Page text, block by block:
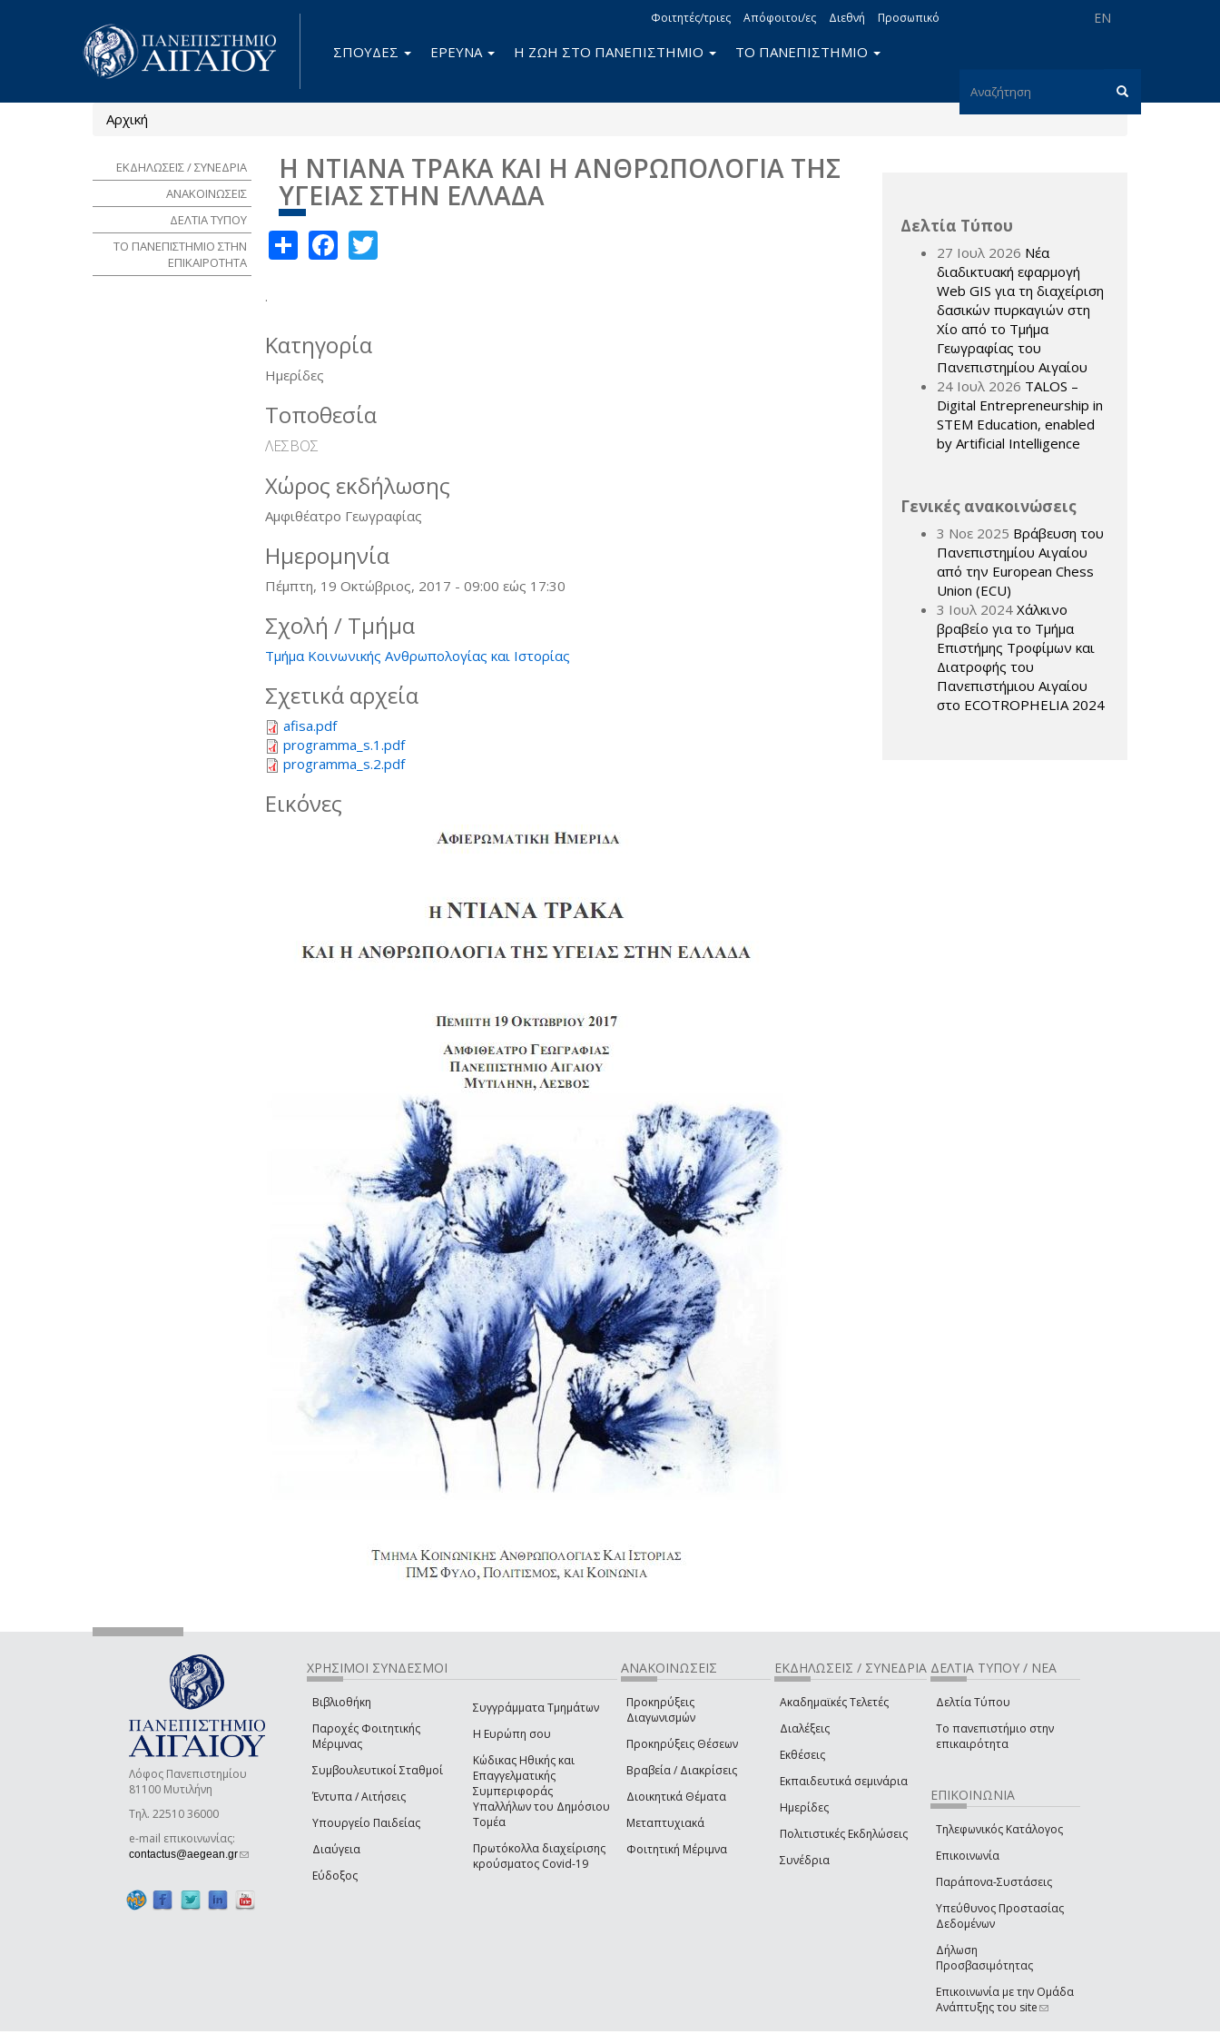
EN
Φοιτητές/τριες Απόφοιτοι/ες Διεθνή Προσωπικό
Φόρμα
ΣΠΟΥΔΕΣ ΕΡΕΥΝΑ Η ΖΩΗ ΣΤΟ ΠΑΝΕΠΙΣΤΗΜΙΟ ΤΟ ΠΑΝΕΠΙΣΤΗΜΙΟ
Είστε εδώ
Αρχική
Η ΝΤΙΑΝΑ ΤΡΑΚΑ ΚΑΙ Η ΑΝΘΡΩΠΟΛΟΓΙΑ ΤΗΣ
ΥΓΕΙΑΣ ΣΤΗΝ ΕΛΛΑΔΑ
ShareFacebook
.
Κατηγορία
Ημερίδες
Τοποθεσία
ΛΕΣΒΟΣ
Χώρος εκδήλωσης
Αμφιθέατρο Γεωγραφίας
Ημερομηνία
Πέμπτη, 19 Οκτώβριος, 2017 - 09:00 εώς 17:30
Σχολή / Τμήμα
Τμήμα Κοινωνικής Ανθρωπολογίας και Ιστορίας
Σχετικά αρχεία
afisa.pdf
programma_s.1.pdf
programma_s.2.pdf
Εικόνες
ΕΚΔΗΛΩΣΕΙΣ / ΣΥΝΕΔΡΙΑ
ΑΝΑΚΟΙΝΩΣΕΙΣ
ΔΕΛΤΙΑ ΤΥΠΟΥ
ΤΟ ΠΑΝΕΠΙΣΤΗΜΙΟ ΣΤΗΝ
ΕΠΙΚΑΙΡΟΤΗΤΑ
Δελτία Τύπου
27 Ιουλ 2026 Νέα
διαδικτυακή εφαρμογή
Web GIS για τη διαχείριση
δασικών πυρκαγιών στη
Χίο από το Τμήμα
Γεωγραφίας του
Πανεπιστημίου Αιγαίου
24 Ιουλ 2026 TALOS –
Digital Entrepreneurship in
STEM Education, enabled
by Artificial Intelligence
Γενικές ανακοινώσεις
3 Νοε 2025 Βράβευση του
Πανεπιστημίου Αιγαίου
από την European Chess
Union (ECU)
3 Ιουλ 2024 Χάλκινο
βραβείο για το Τμήμα
Επιστήμης Τροφίμων και
Διατροφής του
Πανεπιστήμιου Αιγαίου
στο ECOTROPHELIA 2024
Λόφος Πανεπιστημίου
81100 Μυτιλήνη
Τηλ. 22510 36000
e-mail επικοινωνίας:
contactus@aegean.gr(link sends e-mail)
ΧΡΗΣΙΜΟΙ ΣΥΝΔΕΣΜΟΙ
Βιβλιοθήκη
Παροχές Φοιτητικής
Μέριμνας
Συμβουλευτικοί Σταθμοί
Έντυπα / Αιτήσεις
Υπουργείο Παιδείας
Διαύγεια
Εύδοξος
Συγγράμματα Τμημάτων
Η Ευρώπη σου
Κώδικας Ηθικής και
Επαγγελματικής
Συμπεριφοράς
Υπαλλήλων του Δημόσιου
Τομέα
Πρωτόκολλα διαχείρισης
κρούσματος Covid-19
ΑΝΑΚΟΙΝΩΣΕΙΣ
Προκηρύξεις
Διαγωνισμών
Προκηρύξεις Θέσεων
Βραβεία / Διακρίσεις
Διοικητικά Θέματα
Μεταπτυχιακά
Φοιτητική Μέριμνα
ΕΚΔΗΛΩΣΕΙΣ / ΣΥΝΕΔΡΙΑ
Ακαδημαϊκές Τελετές
Διαλέξεις
Εκθέσεις
Εκπαιδευτικά σεμινάρια
Ημερίδες
Πολιτιστικές Εκδηλώσεις
Συνέδρια
ΔΕΛΤΙΑ ΤΥΠΟΥ / ΝΕΑ
Δελτία Τύπου
Το πανεπιστήμιο στην
επικαιρότητα
ΕΠΙΚΟΙΝΩΝΙΑ
Τηλεφωνικός Κατάλογος
Επικοινωνία
Παράπονα-Συστάσεις
Υπεύθυνος Προστασίας
Δεδομένων
Δήλωση
Προσβασιμότητας
Επικοινωνία με την Ομάδα
Ανάπτυξης του site(link sends e-mail)